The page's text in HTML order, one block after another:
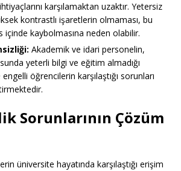
karşılamaktan uzaktır. Yetersiz
kontrastlı işaretlerin olmaması, bu
içinde kaybolmasına neden olabilir.
Akademik ve idari personelin,
yeterli bilgi ve eğitim almadığı
öğrencilerin karşılaştığı sorunları
Sorunlarının Çözüm
üniversite hayatında karşılaştığı erişim